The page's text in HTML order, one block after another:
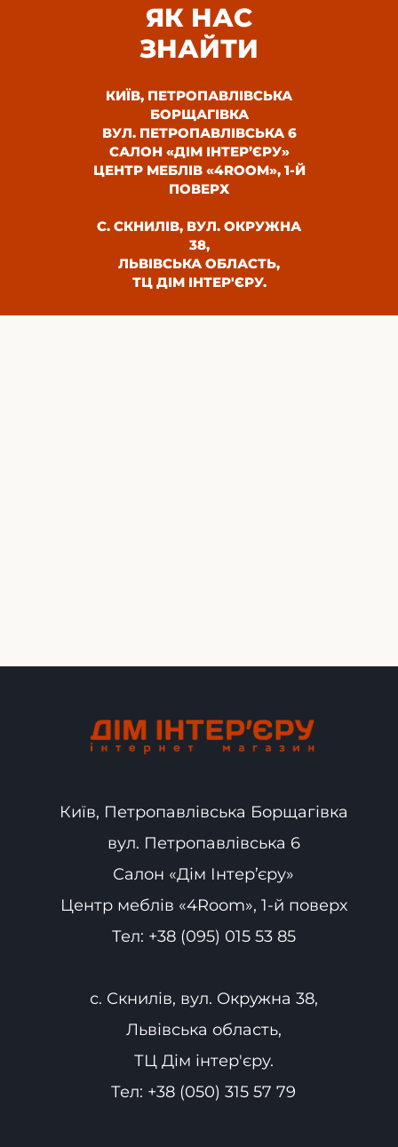
ЯК НАС
ЗНАЙТИ
КИЇВ, ПЕТРОПАВЛІВСЬКА
БОРЩАГІВКА
ВУЛ. ПЕТРОПАВЛІВСЬКА 6
САЛОН «ДІМ ІНТЕР’ЄРУ»
ЦЕНТР МЕБЛІВ «4ROOM», 1-Й
ПОВЕРХ
С. СКНИЛІВ, ВУЛ. ОКРУЖНА
38,
ЛЬВІВСЬКА ОБЛАСТЬ,
ТЦ ДІМ ІНТЕР'ЄРУ.
Київ, Петропавлівська Борщагівка
вул. Петропавлівська 6
Салон «Дім Інтер’єру»
Центр меблів «4Room», 1-й поверх
Тел: +38 (095) 015 53 85
с. Скнилів, вул. Окружна 38,
Львівська область,
ТЦ Дім інтер'єру.
Тел: +38 (050) 315 57 79